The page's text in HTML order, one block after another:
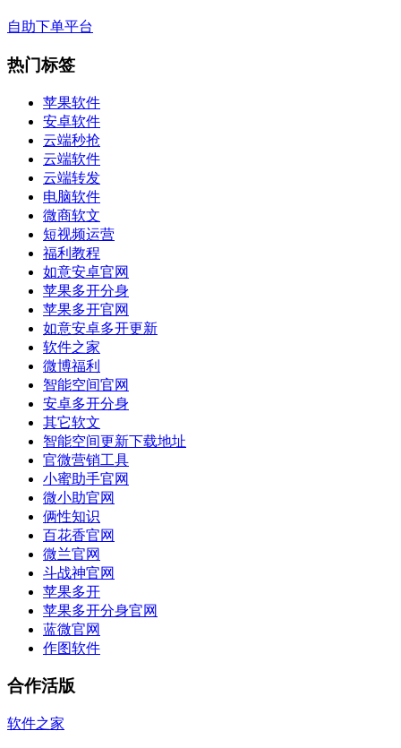
自助下单平台
热门标签
苹果软件
安卓软件
云端秒抢
云端软件
云端转发
电脑软件
微商软文
短视频运营
福利教程
如意安卓官网
苹果多开分身
苹果多开官网
如意安卓多开更新
软件之家
微博福利
智能空间官网
安卓多开分身
其它软文
智能空间更新下载地址
官微营销工具
小蜜助手官网
微小助官网
俩性知识
百花香官网
微兰官网
斗战神官网
苹果多开
苹果多开分身官网
蓝微官网
作图软件
合作活版
软件之家